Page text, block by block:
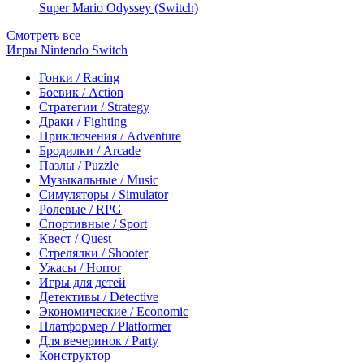
Super Mario Odyssey (Switch)
Смотреть все
Игры Nintendo Switch
Гонки / Racing
Боевик / Action
Стратегии / Strategy
Драки / Fighting
Приключения / Adventure
Бродилки / Arcade
Пазлы / Puzzle
Музыкальные / Music
Симуляторы / Simulator
Ролевые / RPG
Спортивные / Sport
Квест / Quest
Стрелялки / Shooter
Ужасы / Horror
Игры для детей
Детективы / Detective
Экономические / Economic
Платформер / Platformer
Для вечеринок / Party
Конструктор